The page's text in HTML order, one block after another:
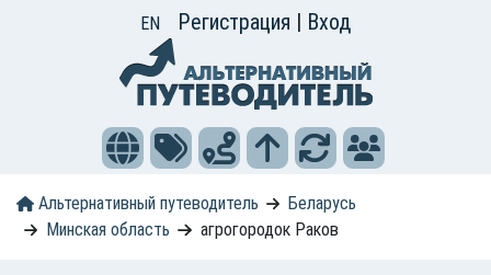
EN Регистрация | Вход
Альтернативный путеводитель
Беларусь
Минская область
агрогородок Раков